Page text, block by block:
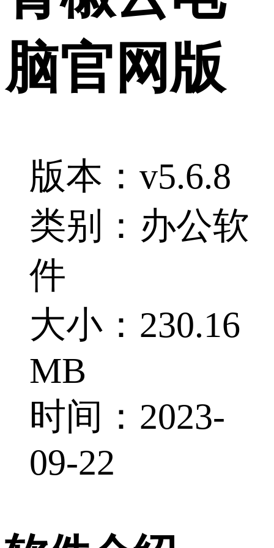
脑官网版
版本：v5.6.8
类别：办公软
件
大小：230.16
MB
时间：2023-
09-22